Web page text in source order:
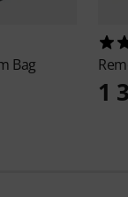
Bag
1